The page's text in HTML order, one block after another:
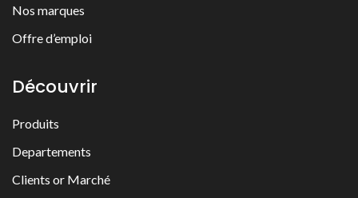
Nos marques
Offre d’emploi
Découvrir
Produits
Departements
Clients or Marché